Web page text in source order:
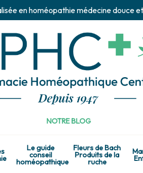
en homéopathie médecine douce
NOTRE BLOG
Le guide
conseil
homéopathique
Fleurs de Bach
Produits de la
ruche